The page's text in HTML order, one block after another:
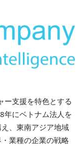
ています。
キオスクと配達優
ます。
基盤となっていま
りへと移行する
ー支援を特色とする
年にベトナム法人を
、東南アジア地域
業種の企業の戦略